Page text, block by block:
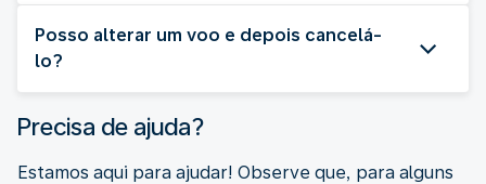
Posso alterar um voo e depois cancelá-
lo?
Precisa de ajuda?
Estamos aqui para ajudar! Observe que, para alguns